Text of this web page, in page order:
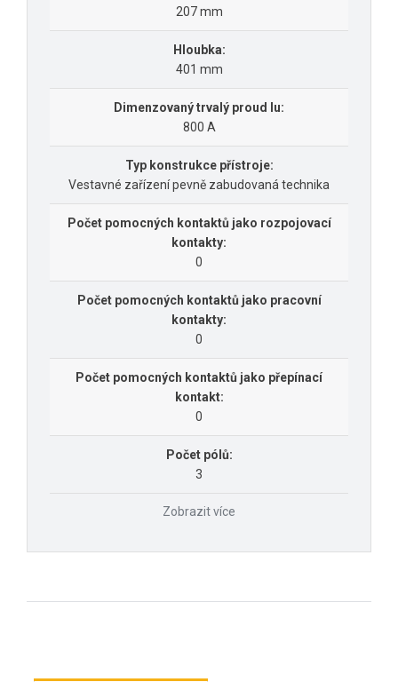
207 mm
Hloubka:
401 mm
Dimenzovaný trvalý proud Iu:
800 A
Typ konstrukce přístroje:
Vestavné zařízení pevně zabudovaná technika
Počet pomocných kontaktů jako rozpojovací
kontakty:
0
Počet pomocných kontaktů jako pracovní
kontakty:
0
Počet pomocných kontaktů jako přepínací
kontakt:
0
Počet pólů:
3
Zobrazit více